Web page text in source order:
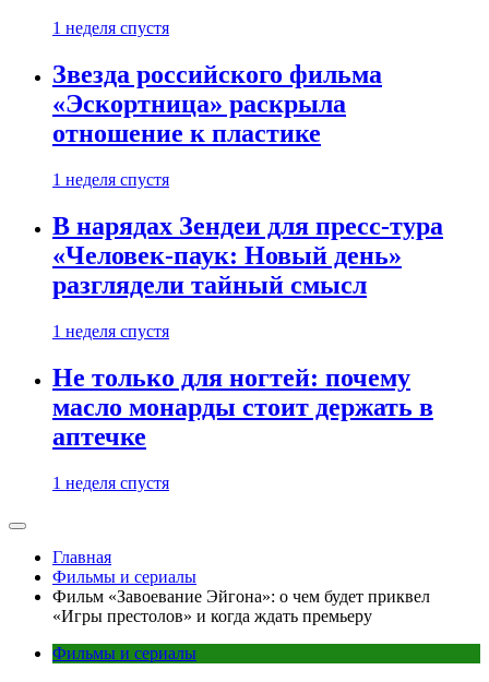
1 неделя спустя
Звезда российского фильма
«Эскортница» раскрыла
отношение к пластике
1 неделя спустя
В нарядах Зендеи для пресс-тура
«Человек-паук: Новый день»
разглядели тайный смысл
1 неделя спустя
Не только для ногтей: почему
масло монарды стоит держать в
аптечке
1 неделя спустя
Главная
Фильмы и сериалы
Фильм «Завоевание Эйгона»: о чем будет приквел
«Игры престолов» и когда ждать премьеру
Фильмы и сериалы